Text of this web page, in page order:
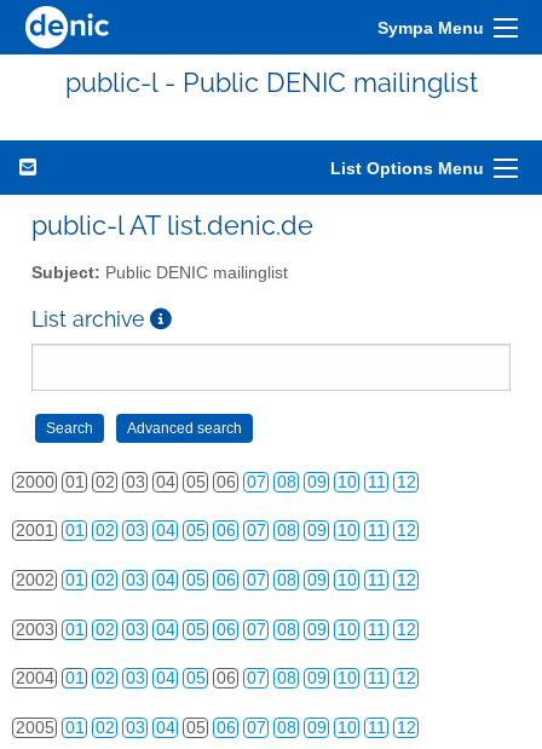
Sympa Menu
public-l - Public DENIC mailinglist
List Options Menu
public-l AT list.denic.de
Subject: Public DENIC mailinglist
List archive
2000 01 02 03 04 05 06 07 08 09 10 11 12
2001 01 02 03 04 05 06 07 08 09 10 11 12
2002 01 02 03 04 05 06 07 08 09 10 11 12
2003 01 02 03 04 05 06 07 08 09 10 11 12
2004 01 02 03 04 05 06 07 08 09 10 11 12
2005 01 02 03 04 05 06 07 08 09 10 11 12